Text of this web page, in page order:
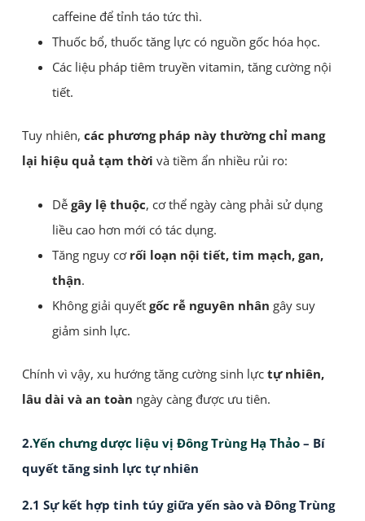
caffeine để tỉnh táo tức thì.
Thuốc bổ, thuốc tăng lực có nguồn gốc hóa học.
Các liệu pháp tiêm truyền vitamin, tăng cường nội
tiết.
Tuy nhiên, các phương pháp này thường chỉ mang
lại hiệu quả tạm thời và tiềm ẩn nhiều rủi ro:
Dễgây lệ thuộc, cơ thể ngày càng phải sử dụng
liều cao hơn mới có tác dụng.
Tăng nguy cơ rối loạn nội tiết, tim mạch, gan,
thận.
Không giải quyếtgốc rễ nguyên nhân gây suy
giảm sinh lực.
Chính vì vậy, xu hướng tăng cường sinh lực tự nhiên,
lâu dài và an toàn ngày càng được ưu tiên.
2.Yến chưng dược liệu vị Đông Trùng Hạ Thảo– Bí
quyết tăng sinh lực tự nhiên
2.1 Sự kết hợp tinh túy giữa yến sào và Đông Trùng